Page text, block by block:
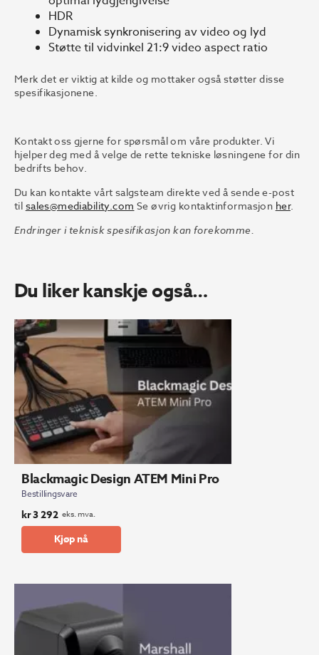
HDR
Dynamisk synkronisering av video og lyd
Støtte til vidvinkel 21:9 video aspect ratio
Merk det er viktig at kilde og mottaker også støtter disse
spesifikasjonene.
Kontakt oss gjerne for spørsmål om våre produkter. Vi
hjelper deg med å velge de rette tekniske løsningene for din
bedrifts behov.
Du kan kontakte vårt salgsteam direkte ved å sende e-post
til sales@mediability.com Se øvrig kontaktinformasjon her.
Endringer i teknisk spesifikasjon kan forekomme.
Du liker kanskje også…
Blackmagic Design ATEM Mini Pro
Bestillingsvare
kr3 292 eks. mva.
Kjøp nå